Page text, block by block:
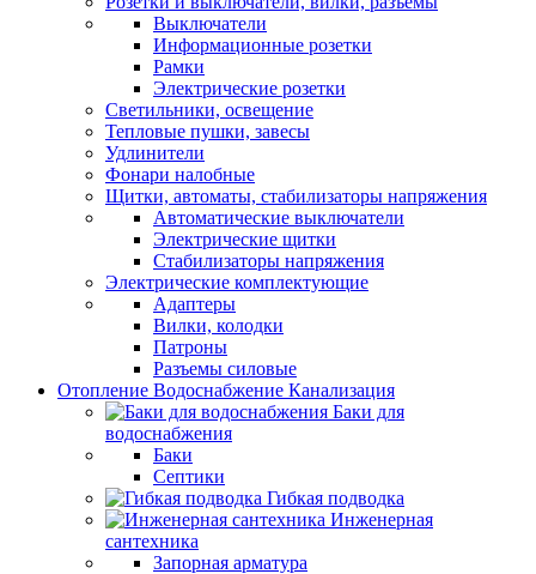
Выключатели
Информационные розетки
Рамки
Электрические розетки
Светильники, освещение
Тепловые пушки, завесы
Удлинители
Фонари налобные
Щитки, автоматы, стабилизаторы напряжения
Автоматические выключатели
Электрические щитки
Стабилизаторы напряжения
Электрические комплектующие
Адаптеры
Вилки, колодки
Патроны
Разъемы силовые
Отопление Водоснабжение Канализация
Баки для
водоснабжения
Баки
Септики
Гибкая подводка
Инженерная
сантехника
Запорная арматура